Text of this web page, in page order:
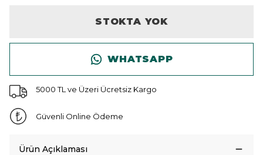
STOKTA YOK
WHATSAPP
5000 TL ve Üzeri Ücretsiz Kargo
Güvenli Online Ödeme
Ürün Açıklaması